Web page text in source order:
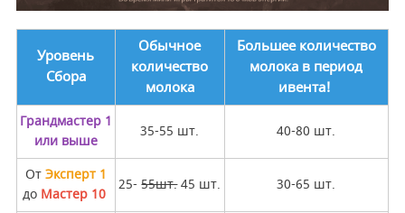
Уровень
Сбора
Обычное
количество
молока
Большее количество
молока в период
ивента!
Грандмастер 1
или выше
35-55 шт. 40-80 шт.
ОтЭксперт 1
до Мастер 10
25-55шт.45 шт. 30-65 шт.